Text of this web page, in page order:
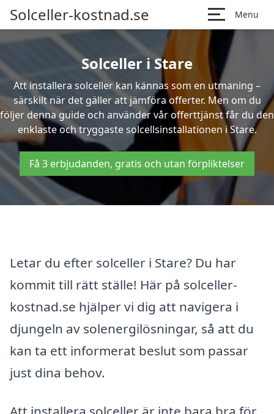
Solceller-kostnad.se Menu
Solceller i Stare
Att installera solceller kan kännas som en utmaning –
särskilt när det gäller att jämföra offerter. Men om du
följer denna guide och använder vår offerttjänst får du den
enklaste och tryggaste solcellsinstallationen i Stare.
Få 3 erbjudanden, gratis och utan förpliktelser
Letar du efter solceller i Stare? Du har
kommit till rätt ställe! Här på solceller-
kostnad.se hjälper vi dig att navigera i
djungeln av solenergilösningar, så att du
kan ta ett informerat beslut som passar
just dina behov.